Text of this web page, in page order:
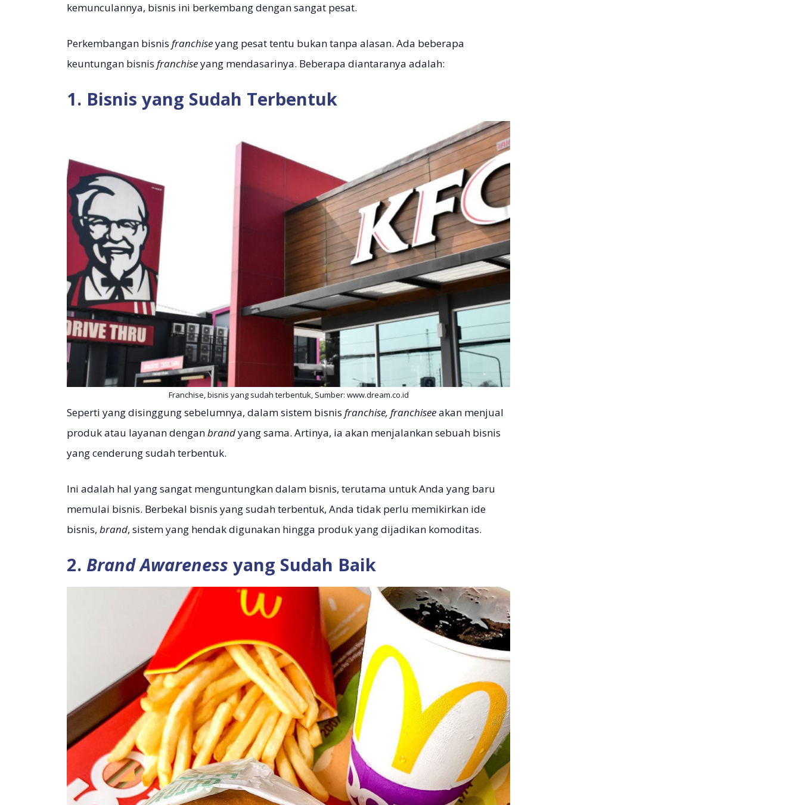
kemunculannya, bisnis ini berkembang dengan sangat pesat.
Perkembangan bisnis franchiseyang pesat tentu bukan tanpa alasan. Ada beberapa
keuntungan bisnis franchiseyang mendasarinya. Beberapa diantaranya adalah:
1. Bisnis yang Sudah Terbentuk
Franchise, bisnis yang sudah terbentuk, Sumber: www.dream.co.id
Seperti yang disinggung sebelumnya, dalam sistem bisnis franchise, franchiseeakan menjual
produk atau layanan denganbrandyang sama. Artinya, ia akan menjalankan sebuah bisnis
yang cenderung sudah terbentuk.
Ini adalah hal yang sangat menguntungkan dalam bisnis, terutama untuk Anda yang baru
memulai bisnis. Berbekal bisnis yang sudah terbentuk, Anda tidak perlu memikirkan ide
bisnis, brand, sistem yang hendak digunakan hingga produk yang dijadikan komoditas.
2. Brand Awareness yang Sudah Baik